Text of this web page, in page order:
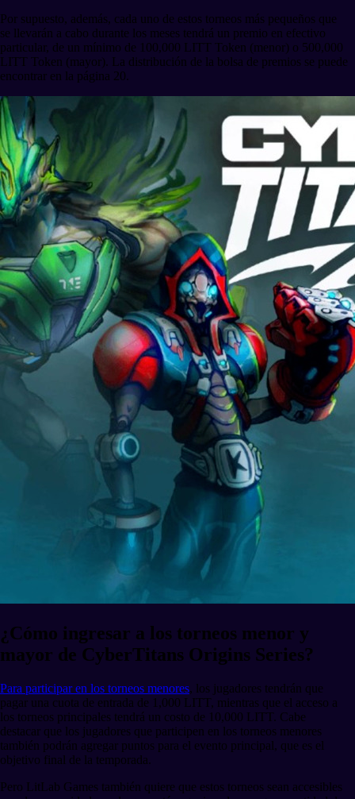
Por supuesto, además, cada uno de estos torneos más pequeños que
se llevarán a cabo durante los meses tendrá un premio en efectivo
particular, de un mínimo de 100,000 LITT Token (menor) o 500,000
LITT Token (mayor). La distribución de la bolsa de premios se puede
encontrar en la página 20.
¿Cómo ingresar a los torneos menor y
mayor de CyberTitans Origins Series?
Para participar en los torneos menores, los jugadores tendrán que
pagar una cuota de entrada de 1,000 LITT, mientras que el acceso a
los torneos principales tendrá un costo de 10,000 LITT. Cabe
destacar que los jugadores que participen en los torneos menores
también podrán agregar puntos para el evento principal, que es el
objetivo final de la temporada.
Pero LitLab Games también quiere que estos torneos sean accesibles